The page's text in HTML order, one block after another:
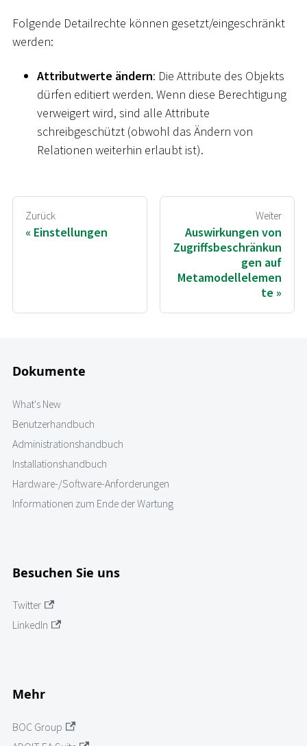
Folgende Detailrechte können gesetzt/eingeschränkt
werden:
Attributwerte ändern: Die Attribute des Objekts
dürfen editiert werden. Wenn diese Berechtigung
verweigert wird, sind alle Attribute
schreibgeschützt (obwohl das Ändern von
Relationen weiterhin erlaubt ist).
Zurück
Einstellungen
Weiter
Auswirkungen von
Zugriffsbeschränkun
gen auf
Metamodellelemen
te
Dokumente
What's New
Benutzerhandbuch
Administrationshandbuch
Installationshandbuch
Hardware-/Software-Anforderungen
Informationen zum Ende der Wartung
Besuchen Sie uns
Twitter
LinkedIn
Mehr
BOC Group